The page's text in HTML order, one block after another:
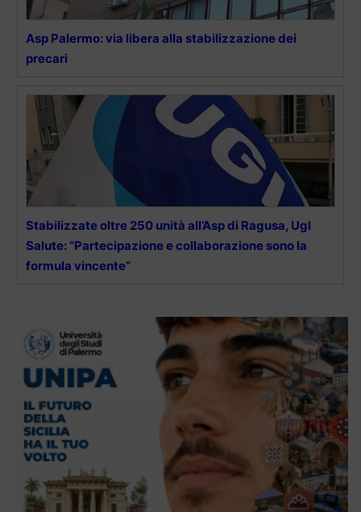
Asp Palermo: via libera alla stabilizzazione dei
precari
Stabilizzate oltre 250 unità all’Asp di Ragusa, Ugl
Salute: “Partecipazione e collaborazione sono la
formula vincente”